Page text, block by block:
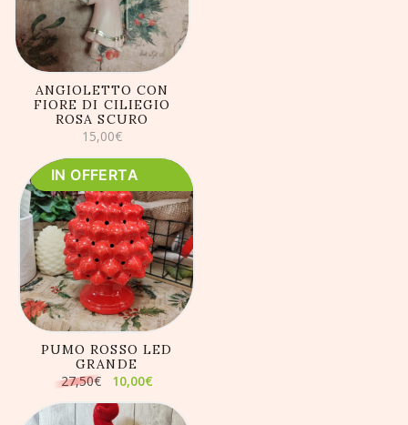
ANGIOLETTO CON
FIORE DI CILIEGIO
ROSA SCURO
15,00€
IN OFFERTA
AGGIUNGI AL
CARRELLO
PUMO ROSSO LED
GRANDE
27,50€ Il
prezzo
originale
era:
10,00€Il
attuale
è: